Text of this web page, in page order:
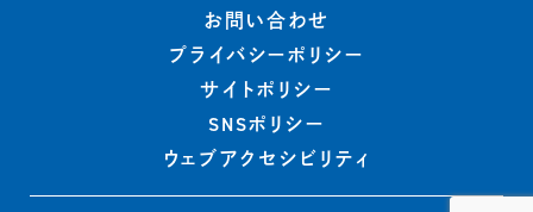
お問い合わせ
プライバシーポリシー
サイトポリシー
SNSポリシー
ウェブアクセシビリティ